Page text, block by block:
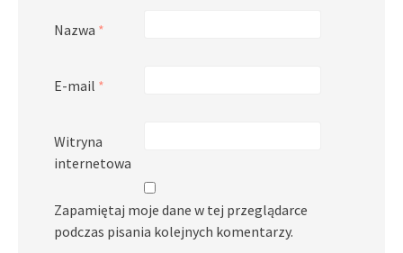
Nazwa *
E-mail *
Witryna
internetowa
Zapamiętaj moje dane w tej przeglądarce
podczas pisania kolejnych komentarzy.